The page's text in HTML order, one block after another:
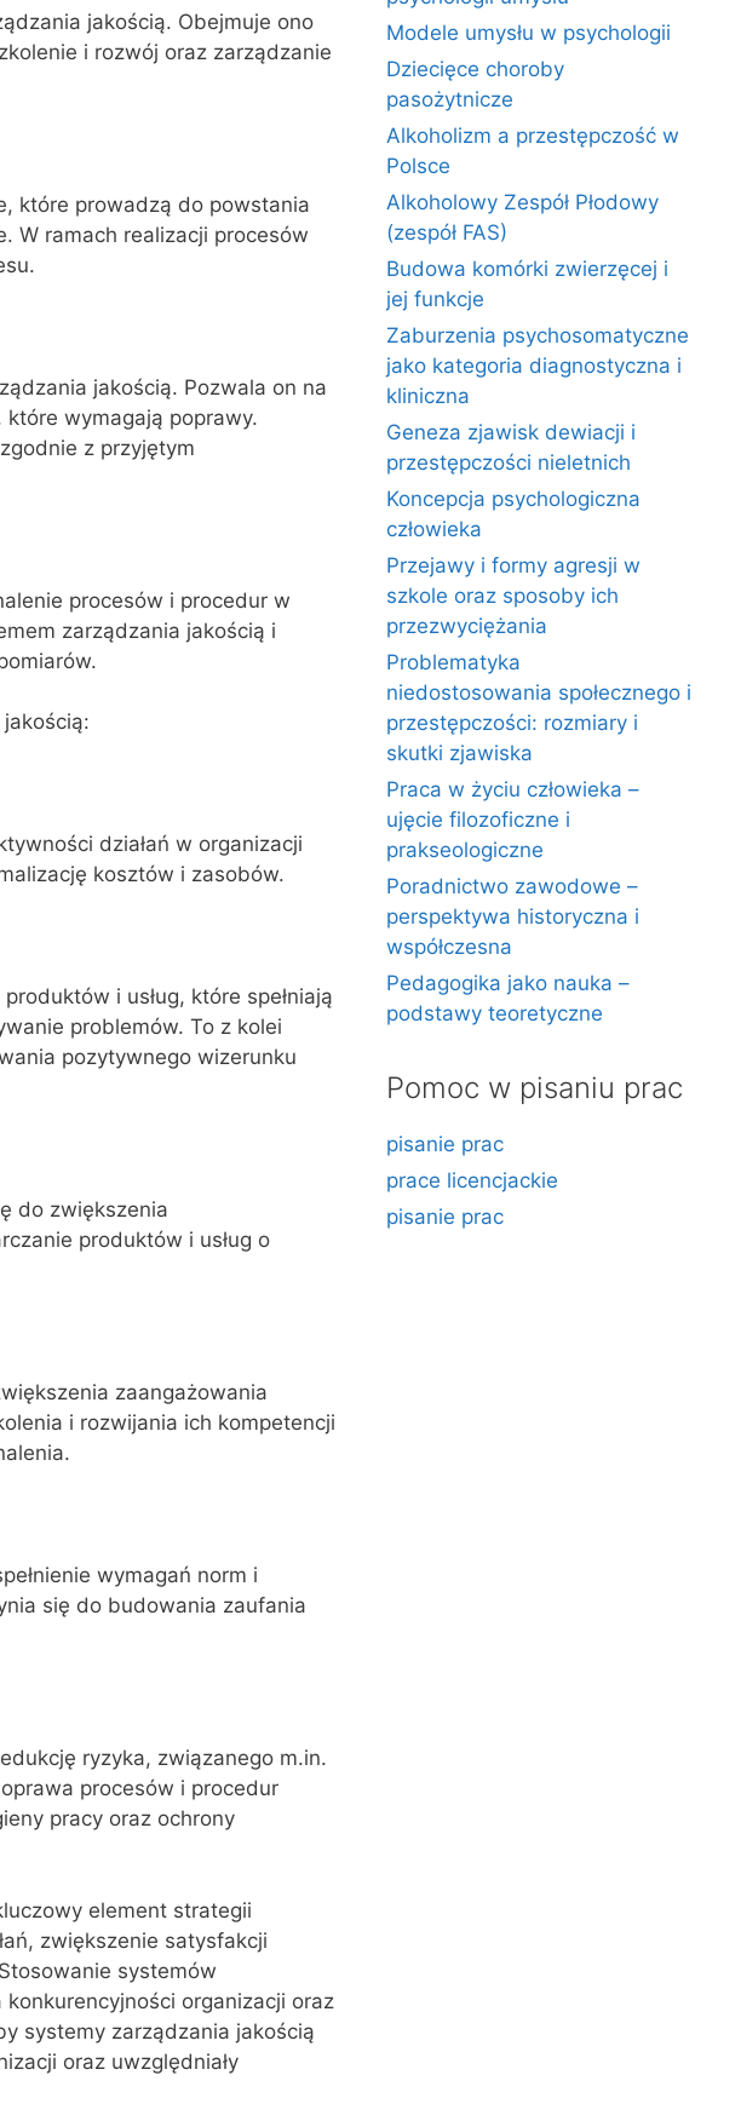
jakością. Obejmuje ono
i rozwój oraz zarządzanie
które prowadzą do powstania
W ramach realizacji procesów
jakością. Pozwala on na
które wymagają poprawy.
z przyjętym
procesów i procedur w
zarządzania jakością i
działań w organizacji
kosztów i zasobów.
i usług, które spełniają
problemów. To z kolei
pozytywnego wizerunku
do zwiększenia
produktów i usług o
zaangażowania
i rozwijania ich kompetencji
wymagań norm i
się do budowania zaufania
ryzyka, związanego m.in.
procesów i procedur
pracy oraz ochrony
element strategii
zwiększenie satysfakcji
systemów
organizacji oraz
systemy zarządzania jakością
oraz uwzględniały
Modele umysłu w psychologii
Dziecięce choroby
pasożytnicze
Alkoholizm a przestępczość w
Polsce
Alkoholowy Zespół Płodowy
(zespół FAS)
Budowa komórki zwierzęcej i
jej funkcje
Zaburzenia psychosomatyczne
jako kategoria diagnostyczna i
kliniczna
Geneza zjawisk dewiacji i
przestępczości nieletnich
Koncepcja psychologiczna
człowieka
Przejawy i formy agresji w
szkole oraz sposoby ich
przezwyciężania
Problematyka
niedostosowania społecznego i
przestępczości: rozmiary i
skutki zjawiska
Praca w życiu człowieka –
ujęcie filozoficzne i
prakseologiczne
Poradnictwo zawodowe –
perspektywa historyczna i
współczesna
Pedagogika jako nauka –
podstawy teoretyczne
Pomoc w pisaniu prac
pisanie prac
prace licencjackie
pisanie prac